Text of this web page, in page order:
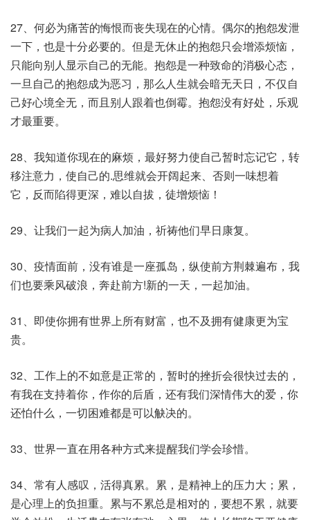
27、何必为痛苦的悔恨而丧失现在的心情。偶尔的抱怨发泄
一下，也是十分必要的。但是无休止的抱怨只会增添烦恼，
只能向别人显示自己的无能。抱怨是一种致命的消极心态，
一旦自己的抱怨成为恶习，那么人生就会暗无天日，不仅自
己好心境全无，而且别人跟着也倒霉。抱怨没有好处，乐观
才最重要。
28、我知道你现在的麻烦，最好努力使自己暂时忘记它，转
移注意力，使自己的.思维就会开阔起来、否则一味想着
它，反而陷得更深，难以自拔，徒增烦恼！
29、让我们一起为病人加油，祈祷他们早日康复。
30、疫情面前，没有谁是一座孤岛，纵使前方荆棘遍布，我
们也要乘风破浪，奔赴前方!新的一天，一起加油。
31、即使你拥有世界上所有财富，也不及拥有健康更为宝
贵。
32、工作上的不如意是正常的，暂时的挫折会很快过去的，
有我在支持着你，作你的后盾，还有我们深情伟大的爱，你
还怕什么，一切困难都是可以觖决的。
33、世界一直在用各种方式来提醒我们学会珍惜。
34、常有人感叹，活得真累。累，是精神上的压力大；累，
是心理上的负担重。累与不累总是相对的，要想不累，就要